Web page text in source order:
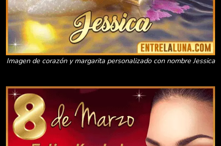
Imagen de corazón y margarita personalizado con nombre Jessica